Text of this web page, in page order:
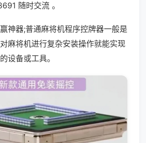
随时交流 。
神器;普通麻将机程序控牌器一般是
麻将机进行复杂安装操作就能实现
设备或工具。